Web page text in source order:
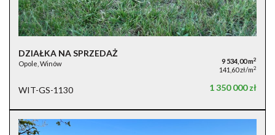
DZIAŁKA NA SPRZEDAŻ
Opole, Winów 9 534,00 m2
141,60 zł/m2
WIT-GS-1130 1 350 000 zł